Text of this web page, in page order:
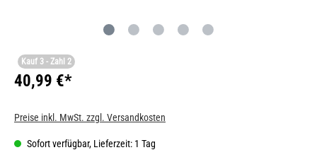
Kauf 3 - Zahl 2
40,99 €*
Preise inkl. MwSt. zzgl. Versandkosten
Sofort verfügbar, Lieferzeit: 1 Tag